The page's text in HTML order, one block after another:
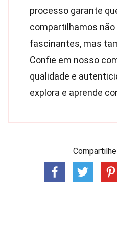
processo garante
compartilhamos
fascinantes, mas
Confie em nosso
qualidade e
explora e aprende